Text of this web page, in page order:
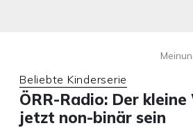
Beliebte Kinderserie
ÖRR-Radio: Der
jetzt non-binär sein